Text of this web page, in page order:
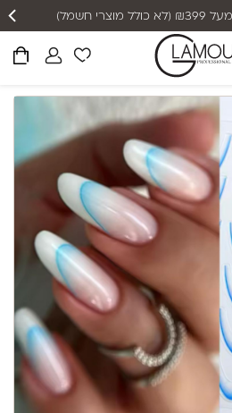
שליח עד הבית תוך 2-5 ימי עסקים